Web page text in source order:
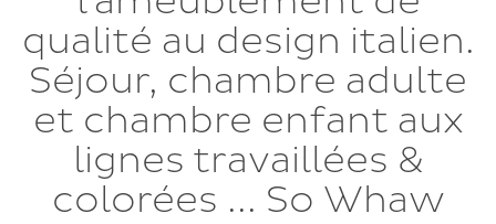
qualité au design italien.
Séjour, chambre adulte
et chambre enfant aux
lignes travaillées &
colorées ... So Whaw